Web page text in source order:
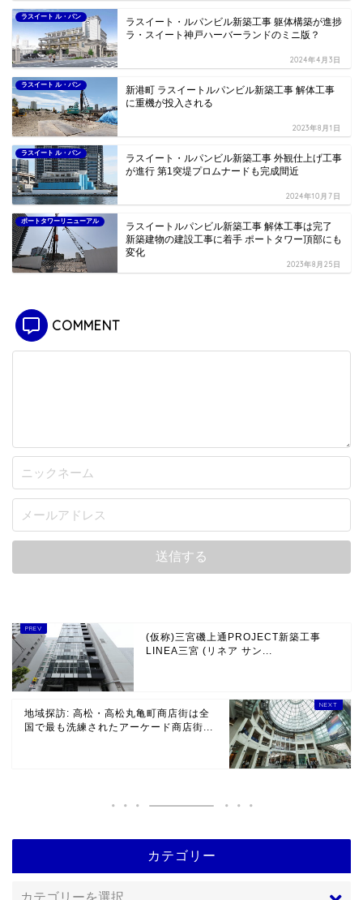
ラスイート ル・パン
ラスイート・ルパンビル新築工事 躯体構築が進捗
ラ・スイート神戸ハーバーランドのミニ版？
2024年4月3日
ラスイート ル・パン
新港町 ラスイートルパンビル新築工事 解体工事
に重機が投入される
2023年8月1日
ラスイート ル・パン
ラスイート・ルパンビル新築工事 外観仕上げ工事
が進行 第1突堤プロムナードも完成間近
2024年10月7日
ポートタワーリニューアル
ラスイートルパンビル新築工事 解体工事は完了
新築建物の建設工事に着手 ポートタワー頂部にも
変化
2023年8月25日
COMMENT
(仮称)三宮磯上通PROJECT新築工事
LINEA三宮 (リネア サン...
地域探訪: 高松・高松丸亀町商店街は全
国で最も洗練されたアーケード商店街...
カテゴリー